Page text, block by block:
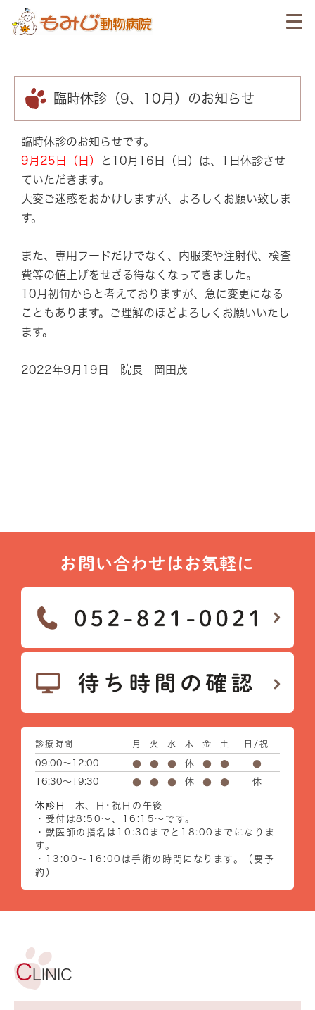
臨時休診（9、10月）のお知らせ
臨時休診のお知らせです。
9月25日（日）
と10月16日（日）は、1日休診させ
ていただきます。
大変ご迷惑をおかけしますが、よろしくお願い致しま
す。
また、専用フードだけでなく、内服薬や注射代、検査
費等の値上げをせざる得なくなってきました。
10月初旬からと考えておりますが、急に変更になる
こともあります。ご理解のほどよろしくお願いいたし
ます。
2022年9月19日 院長 岡田茂
お問い合わせはお気軽に
診療時間 月 火 水 木 金 土 日/祝
09:00～12:00 ● ● ● 休 ● ●
●
16:30～19:30
● ● ● 休 ● ● 休
休診日
木、日･祝日の午後
・受付は8:50～、16:15～です。
・獣医師の指名は10:30までと18:00までになりま
す。
・13:00～16:00は手術の時間になります。（要予
約）